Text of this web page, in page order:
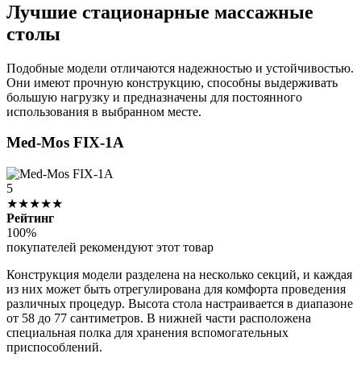
Лучшие стационарные массажные
столы
Подобные модели отличаются надежностью и устойчивостью.
Они имеют прочную конструкцию, способны выдерживать
большую нагрузку и предназначены для постоянного
использования в выбранном месте.
Med-Mos FIX-1A
5
★★★★★
Рейтинг
100%
покупателей рекомендуют этот товар
Конструкция модели разделена на несколько секций, и каждая
из них может быть отрегулирована для комфорта проведения
различных процедур. Высота стола настраивается в диапазоне
от 58 до 77 сантиметров. В нижней части расположена
специальная полка для хранения вспомогательных
приспособлений.